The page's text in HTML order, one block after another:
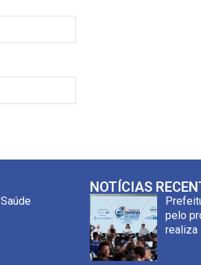
Saúde
NOTÍCIAS
pelo
realiza